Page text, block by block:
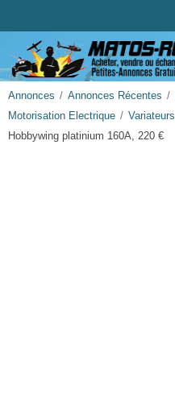
Annonces Annonces Récentes
Motorisation Electrique
Variateurs
Hobbywing platinium 160A, 220 €